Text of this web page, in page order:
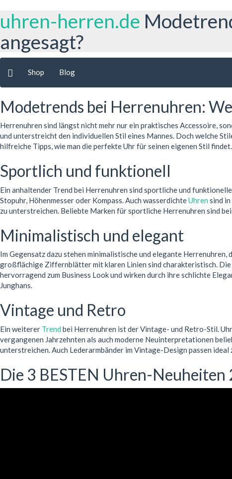
uhren-herren.de
angesagt?
Shop Blog
Modetrends bei Herrenuhren:
Herrenuhren sind längst nicht mehr nur ein praktisches Accessoire,
und unterstreicht den individuellen Stil eines Mannes. Doch welche
hilfreiche Tipps, wie man die perfekte Uhr für seinen eigenen Stil findet.
Sportlich und funktionell
Ein anhaltender Trend bei Herrenuhren sind sportliche und
Stopuhr, Höhenmesser oder Kompass. Auch wasserdichteUhren sind
zu unterstreichen. Beliebte Marken für sportliche Herrenuhren sind
Minimalistisch und elegant
Im Gegensatz dazu stehen minimalistische und elegante
großflächige Ziffernblätter mit klaren Linien sind charakteristisch. Die
hervorragend zum Business Look und wirken durch ihre schlichte
Junghans.
Vintage und Retro
Ein weiterer Trend bei Herrenuhren ist der Vintage- und Retro-Stil.
vergangenen Jahrzehnten als auch moderne Neuinterpretationen
unterstreichen. Auch Lederarmbänder im Vintage-Design passen
Die 3 BESTEN Uhren-Neuheiten